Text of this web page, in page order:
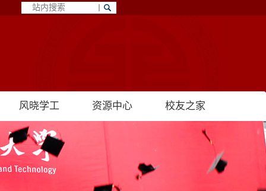
风晓学工 资源中心 校友之家